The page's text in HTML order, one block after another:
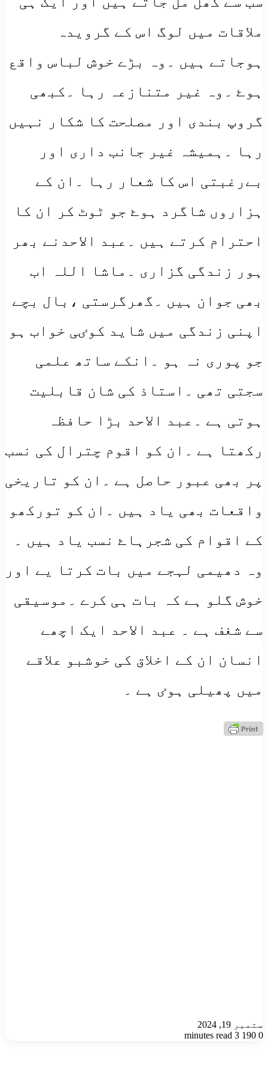
ملاقات میں لوگ اس کے گرویدہ
ہوجاتے ہیں ۔وہ بڑے خوش لباس واقع
ہوۓ ۔وہ غیر متنازعہ رہا ۔کبھی
گروپ بندی اور مصلحت کا شکار نہیں
رہا ۔ہمیشہ غیر جانب داری اور
بےرغبتی اس کا شعار رہا ۔ان کے
ہزاروں شاگرد ہوۓ جو ٹوٹ کر ان کا
احترام کرتے ہیں ۔عبد الاحدنے بھر
ہور زندگی گزاری ۔ماشا اللہ اب
بھی جوان ہیں ۔گھرگرستی ،بال بچے
اپنی زندگی میں شاید کوٸی خواب ہو
جو پوری نہ ہو ۔انکے ساتھ علمی
سجتی تھی ۔استاذ کی شان قابلیت
ہوتی ہے ۔عبد الاحد بڑا حافظہ
رکھتا ہے ۔ان کو اقوم چترال کی نسب
پر بھی عبور حاصل ہے ۔ان کو تاریخی
واقعات بھی یاد ہیں ۔ان کو تورکھو
کے اقوام کی شجرہاۓ نسب یاد ہیں ۔
وہ دھیمی لہجے میں بات کرتا یے اور
خوش گلو ہے کہ بات ہی کرے ۔موسیقی
سے شغف ہے ۔ عبد الاحد ایک اچھے
انسان ان کے اخلاق کی خوشبو علاقے
میں پھیلی ہوٸ ہے ۔
ستمبر 19, 2024
0
3 minutes read